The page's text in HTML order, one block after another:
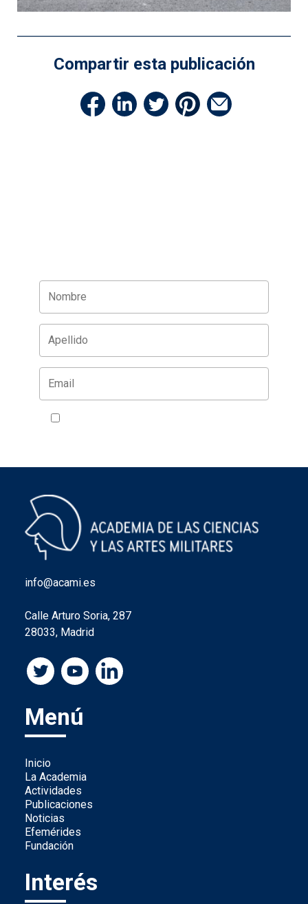
Compartir esta publicación
info@acami.es
Calle Arturo Soria, 287
28033, Madrid
Menú
Inicio
La Academia
Actividades
Publicaciones
Noticias
Efemérides
Fundación
Interés